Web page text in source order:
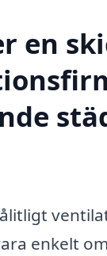
en
enkelt